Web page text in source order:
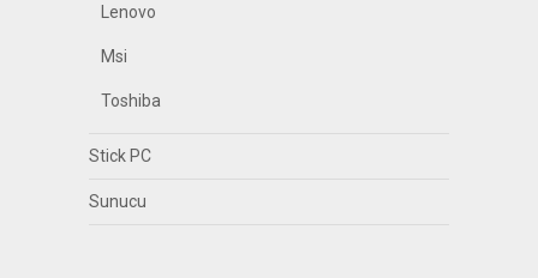
Lenovo
Msi
Toshiba
Stick PC
Sunucu